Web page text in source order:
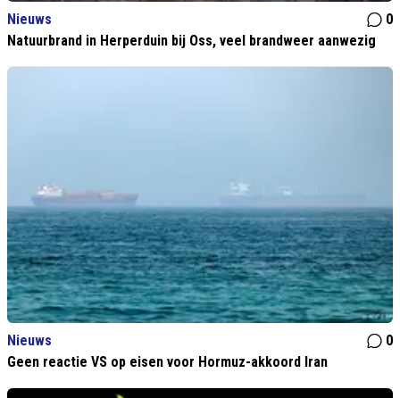
Nieuws
0
Natuurbrand in Herperduin bij Oss, veel brandweer aanwezig
Nieuws
0
Geen reactie VS op eisen voor Hormuz-akkoord Iran